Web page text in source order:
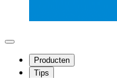
Producten
Tips